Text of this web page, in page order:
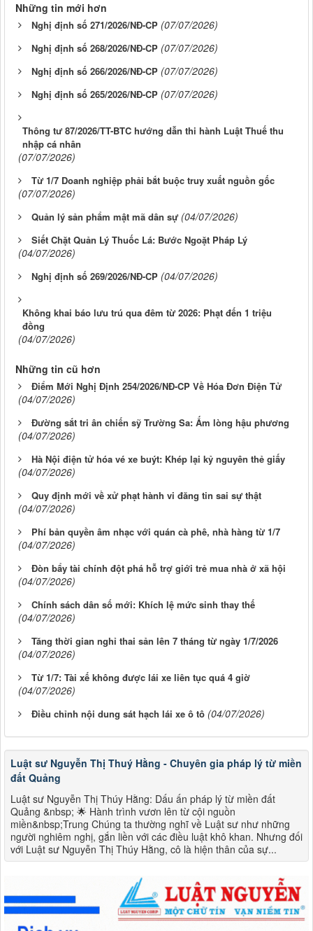
Những tin mới hơn
Nghị định số 271/2026/NĐ-CP (07/07/2026)
Nghị định số 268/2026/NĐ-CP (07/07/2026)
Nghị định số 266/2026/NĐ-CP (07/07/2026)
Nghị định số 265/2026/NĐ-CP (07/07/2026)
Thông tư 87/2026/TT-BTC hướng dẫn thi hành Luật Thuế thu
nhập cá nhân
(07/07/2026)
Từ 1/7 Doanh nghiệp phải bắt buộc truy xuất nguồn gốc
(07/07/2026)
Quản lý sản phẩm mật mã dân sự (04/07/2026)
Siết Chặt Quản Lý Thuốc Lá: Bước Ngoặt Pháp Lý
(04/07/2026)
Nghị định số 269/2026/NĐ-CP (04/07/2026)
Không khai báo lưu trú qua đêm từ 2026: Phạt đến 1 triệu
đồng
(04/07/2026)
Những tin cũ hơn
Điểm Mới Nghị Định 254/2026/NĐ-CP Về Hóa Đơn Điện Tử
(04/07/2026)
Đường sắt tri ân chiến sỹ Trường Sa: Ấm lòng hậu phương
(04/07/2026)
Hà Nội điện tử hóa vé xe buýt: Khép lại kỷ nguyên thẻ giấy
(04/07/2026)
Quy định mới về xử phạt hành vi đăng tin sai sự thật
(04/07/2026)
Phí bản quyền âm nhạc với quán cà phê, nhà hàng từ 1/7
(04/07/2026)
Đòn bẩy tài chính đột phá hỗ trợ giới trẻ mua nhà ở xã hội
(04/07/2026)
Chính sách dân số mới: Khích lệ mức sinh thay thế
(04/07/2026)
Tăng thời gian nghỉ thai sản lên 7 tháng từ ngày 1/7/2026
(04/07/2026)
Từ 1/7: Tài xế không được lái xe liên tục quá 4 giờ
(04/07/2026)
Điều chỉnh nội dung sát hạch lái xe ô tô (04/07/2026)
Luật sư Nguyễn Thị Thuý Hằng - Chuyên gia pháp lý từ miền
đất Quảng
Luật sư Nguyễn Thị Thúy Hằng: Dấu ấn pháp lý từ miền đất
Quảng &nbsp; 🌟 Hành trình vươn lên từ cội nguồn
miền&nbsp;Trung Chúng ta thường nghĩ về Luật sư như những
người nghiêm nghị, gắn liền với các điều luật khô khan. Nhưng đối
với Luật sư Nguyễn Thị Thúy Hằng, cô là hiện thân của sự...